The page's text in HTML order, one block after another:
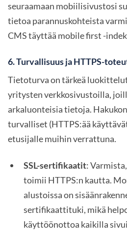
seuraamaan mobiilisivustosi
tietoa parannuskohteista
CMS täyttää mobile first -
6.Turvallisuus ja HTTPS-
Tietoturva on tärkeä
yritysten verkkosivustoilla,
arkaluonteisia tietoja.
turvalliset (HTTPS:ää
etusijalle muihin verrattuna.
SSL-sertifikaatit:
toimii HTTPS:n kautta.
alustoissa on
sertifikaattituki, mikä
käyttöönottoa kaikilla